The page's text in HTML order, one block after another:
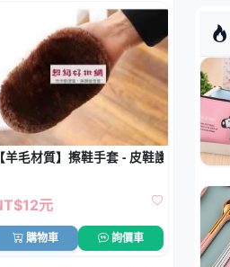
頭套 (5入)
【羊毛材質】擦鞋手套 - 皮鞋護理便攜清
元
購物車 詢價車